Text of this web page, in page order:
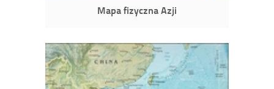
Mapa fizyczna Azji